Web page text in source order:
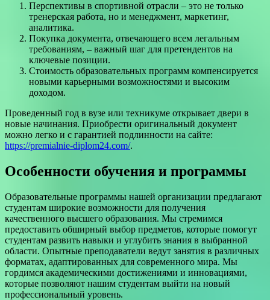
Перспективы в спортивной отрасли – это не только
тренерская работа, но и менеджмент, маркетинг,
аналитика.
Покупка документа, отвечающего всем легальным
требованиям, – важный шаг для претендентов на
ключевые позиции.
Стоимость образовательных программ компенсируется
новыми карьерными возможностями и высоким
доходом.
Проведенный год в вузе или техникуме открывает двери в
новые начинания. Приобрести оригинальный документ
можно легко и с гарантией подлинности на сайте:
https://premialnie-diplom24.com/.
Особенности обучения и программы
Образовательные программы нашей организации предлагают
студентам широкие возможности для получения
качественного высшего образования. Мы стремимся
предоставить обширный выбор предметов, которые помогут
студентам развить навыки и углубить знания в выбранной
области. Опытные преподаватели ведут занятия в различных
форматах, адаптированных для современного мира. Мы
гордимся академическими достижениями и инновациями,
которые позволяют нашим студентам выйти на новый
профессиональный уровень.